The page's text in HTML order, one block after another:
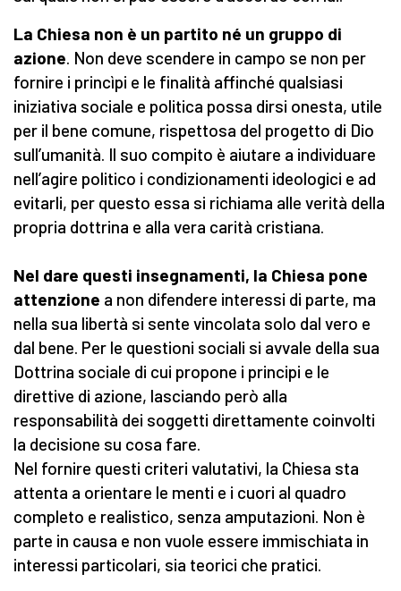
La Chiesa non è un partito né un gruppo di
azione. Non deve scendere in campo se non per
fornire i princìpi e le finalità affinché qualsiasi
iniziativa sociale e politica possa dirsi onesta, utile
per il bene comune, rispettosa del progetto di Dio
sull’umanità. Il suo compito è aiutare a individuare
nell’agire politico i condizionamenti ideologici e ad
evitarli, per questo essa si richiama alle verità della
propria dottrina e alla vera carità cristiana.
Nel dare questi insegnamenti, la Chiesa pone
attenzione a non difendere interessi di parte, ma
nella sua libertà si sente vincolata solo dal vero e
dal bene. Per le questioni sociali si avvale della sua
Dottrina sociale di cui propone i principi e le
direttive di azione, lasciando però alla
responsabilità dei soggetti direttamente coinvolti
la decisione su cosa fare.
Nel fornire questi criteri valutativi, la Chiesa sta
attenta a orientare le menti e i cuori al quadro
completo e realistico, senza amputazioni. Non è
parte in causa e non vuole essere immischiata in
interessi particolari, sia teorici che pratici.